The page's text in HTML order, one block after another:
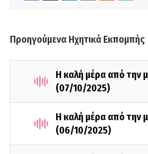
Προηγούμενα Ηχητικά Εκπομπής
Η καλή μέρα από την
(07/10/2025)
Η καλή μέρα από την
(06/10/2025)